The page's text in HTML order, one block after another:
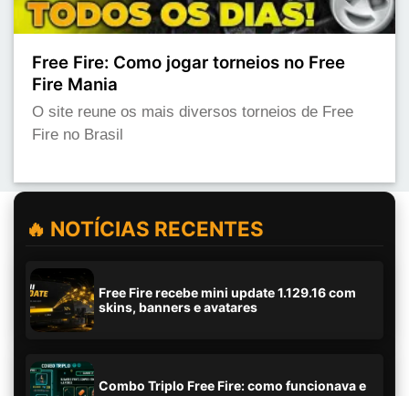
Free Fire: Como jogar torneios no Free
Fire Mania
O site reune os mais diversos torneios de Free
Fire no Brasil
🔥 NOTÍCIAS RECENTES
Free Fire recebe mini update 1.129.16 com
skins, banners e avatares
Combo Triplo Free Fire: como funcionava e